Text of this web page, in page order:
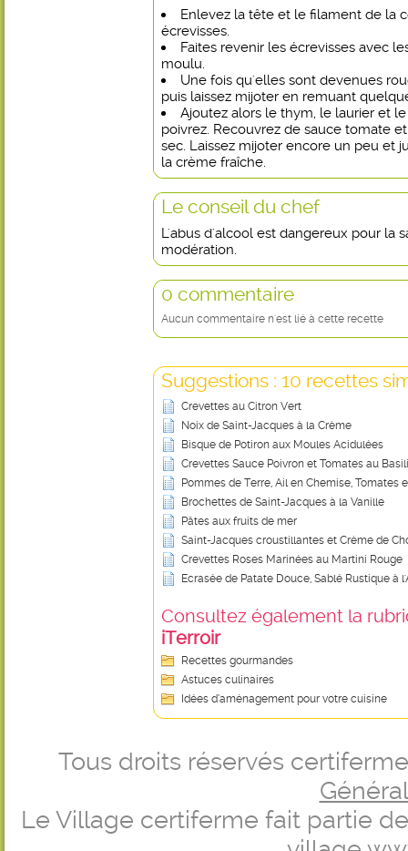
Enlevez la tête et le filament de la
écrevisses.
Faites revenir les écrevisses avec
moulu.
Une fois qu'elles sont devenues
puis laissez mijoter en remuant
Ajoutez alors le thym, le laurier et
poivrez. Recouvrez de sauce tomate
sec. Laissez mijoter encore un peu et
la crème fraîche.
Le conseil du chef
L'abus d'alcool est dangereux pour la
modération.
0 commentaire
Aucun commentaire n'est lié à cette recette
Suggestions : 10 recettes
Crevettes au Citron Vert
Noix de Saint-Jacques à la Crème
Bisque de Potiron aux Moules Acidulées
Crevettes Sauce Poivron et Tomates au
Pommes de Terre, Ail en Chemise, Tomates
Brochettes de Saint-Jacques à la Vanille
Pâtes aux fruits de mer
Saint-Jacques croustillantes et Crème de
Crevettes Roses Marinées au Martini Rouge
Ecrasée de Patate Douce, Sablé Rustique à
Consultez également la
iTerroir
Recettes gourmandes
Astuces culinaires
Idées d’aménagement pour votre cuisine
Tous droits réservés
Le Village certiferme fait partie